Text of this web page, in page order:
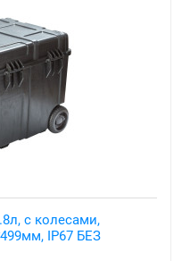
с колесами,
IP67 БЕЗ